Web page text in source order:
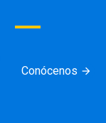
Conócenos arrow_forward